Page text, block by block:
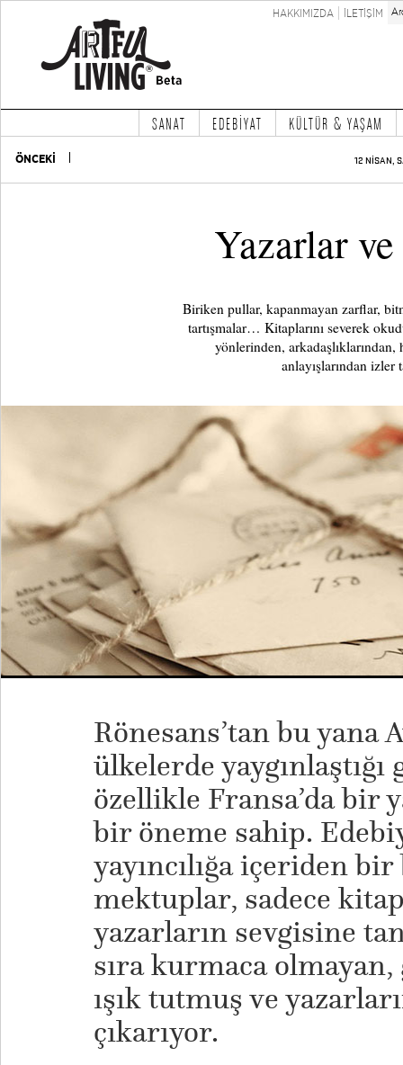
HAKKIMIZDA İLETİŞİM
SANAT EDEBİYAT KÜLTÜR & YAŞAM
ÖNCEKİ 12 NİSAN,
Yazarlar
Biriken pullar, kapanmayan zarflar,
tartışmalar… Kitaplarını severek
yönlerinden,
anlayışlarından
Rönesans’tan bu yana
ülkelerde
özellikle Fransa’da bir
bir öneme sahip.
yayıncılığa içeriden
mektuplar, sadece
yazarların sevgisine
sıra kurmaca
ışık tutmuş ve
çıkarıyor.